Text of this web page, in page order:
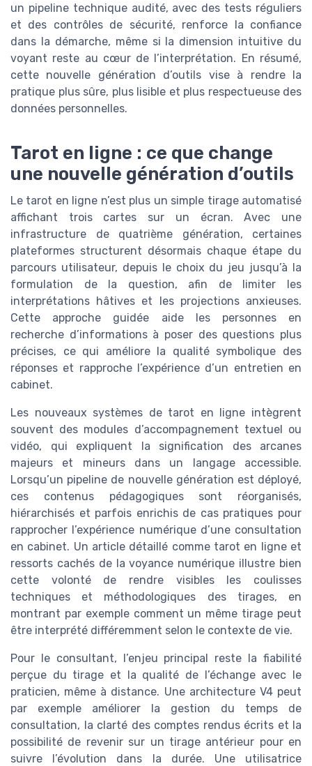
un pipeline technique audité, avec des tests réguliers
et des contrôles de sécurité, renforce la confiance
dans la démarche, même si la dimension intuitive du
voyant reste au cœur de l’interprétation. En résumé,
cette nouvelle génération d’outils vise à rendre la
pratique plus sûre, plus lisible et plus respectueuse des
données personnelles.
Tarot en ligne : ce que change
une nouvelle génération d’outils
Le tarot en ligne n’est plus un simple tirage automatisé
affichant trois cartes sur un écran. Avec une
infrastructure de quatrième génération, certaines
plateformes structurent désormais chaque étape du
parcours utilisateur, depuis le choix du jeu jusqu’à la
formulation de la question, afin de limiter les
interprétations hâtives et les projections anxieuses.
Cette approche guidée aide les personnes en
recherche d’informations à poser des questions plus
précises, ce qui améliore la qualité symbolique des
réponses et rapproche l’expérience d’un entretien en
cabinet.
Les nouveaux systèmes de tarot en ligne intègrent
souvent des modules d’accompagnement textuel ou
vidéo, qui expliquent la signification des arcanes
majeurs et mineurs dans un langage accessible.
Lorsqu’un pipeline de nouvelle génération est déployé,
ces contenus pédagogiques sont réorganisés,
hiérarchisés et parfois enrichis de cas pratiques pour
rapprocher l’expérience numérique d’une consultation
en cabinet. Un article détaillé comme tarot en ligne et
ressorts cachés de la voyance numérique illustre bien
cette volonté de rendre visibles les coulisses
techniques et méthodologiques des tirages, en
montrant par exemple comment un même tirage peut
être interprété différemment selon le contexte de vie.
Pour le consultant, l’enjeu principal reste la fiabilité
perçue du tirage et la qualité de l’échange avec le
praticien, même à distance. Une architecture V4 peut
par exemple améliorer la gestion du temps de
consultation, la clarté des comptes rendus écrits et la
possibilité de revenir sur un tirage antérieur pour en
suivre l’évolution dans la durée. Une utilisatrice